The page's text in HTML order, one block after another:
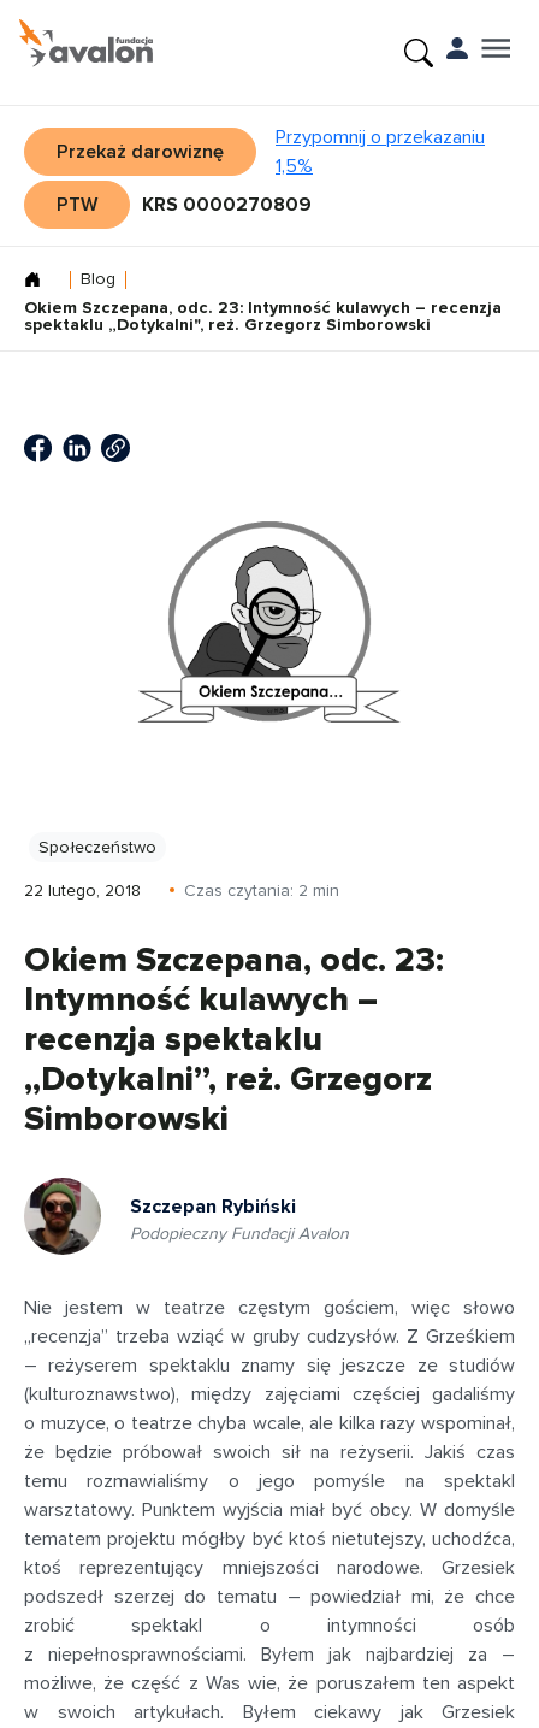
Przekaż darowiznę
Przypomnij o przekazaniu
1,5%
PTW
KRS 0000270809
Blog
Okiem Szczepana, odc. 23: Intymność kulawych – recenzja
spektaklu „Dotykalni", reż. Grzegorz Simborowski
Społeczeństwo
22 lutego, 2018 Czas czytania: 2 min
Okiem Szczepana, odc. 23:
Intymność kulawych –
recenzja spektaklu
„Dotykalni”, reż. Grzegorz
Simborowski
Szczepan Rybiński
Podopieczny Fundacji Avalon
Nie jestem w teatrze częstym gościem, więc słowo
„recenzja” trzeba wziąć w gruby cudzysłów. Z Grześkiem
– reżyserem spektaklu znamy się jeszcze ze studiów
(kulturoznawstwo), między zajęciami częściej gadaliśmy
o muzyce, o teatrze chyba wcale, ale kilka razy wspominał,
że będzie próbował swoich sił na reżyserii. Jakiś czas
temu rozmawialiśmy o jego pomyśle na spektakl
warsztatowy. Punktem wyjścia miał być obcy. W domyśle
tematem projektu mógłby być ktoś nietutejszy, uchodźca,
ktoś reprezentujący mniejszości narodowe. Grzesiek
podszedł szerzej do tematu – powiedział mi, że chce
zrobić spektakl o intymności osób
z niepełnosprawnościami. Byłem jak najbardziej za –
możliwe, że część z Was wie, że poruszałem ten aspekt
w swoich artykułach. Byłem ciekawy jak Grzesiek